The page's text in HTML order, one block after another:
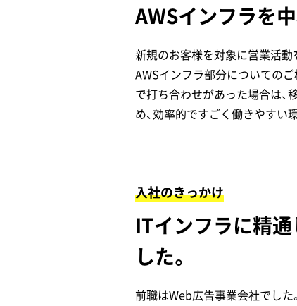
AWSインフラを
新規のお客様を対象に営業活動
AWSインフラ部分についての
で打ち合わせがあった場合は
め、効率的ですごく働きやすい
入社のきっかけ
ITインフラに精
した。
前職はWeb広告事業会社でし